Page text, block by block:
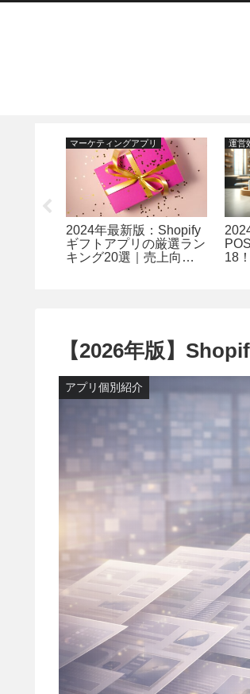
マーケティングアプリ
2024年最新版：Shopify
ギフトアプリの厳選ラン
キング20選｜売上向上
運営
18
【2026年版】
アプリ個別紹介